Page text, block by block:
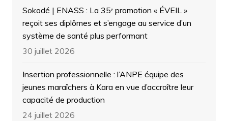
Sokodé | ENASS : La 35ᵉ promotion « ÉVEIL »
reçoit ses diplômes et s’engage au service d’un
système de santé plus performant
30 juillet 2026
Insertion professionnelle : l’ANPE équipe des
jeunes maraîchers à Kara en vue d’accroître leur
capacité de production
24 juillet 2026